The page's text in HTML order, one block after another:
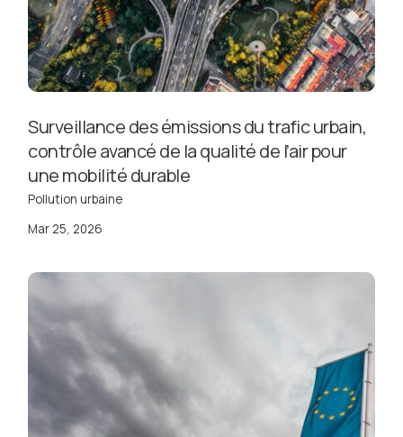
Surveillance des émissions du trafic urbain,
contrôle avancé de la qualité de l’air pour
une mobilité durable
Pollution urbaine
Mar 25, 2026